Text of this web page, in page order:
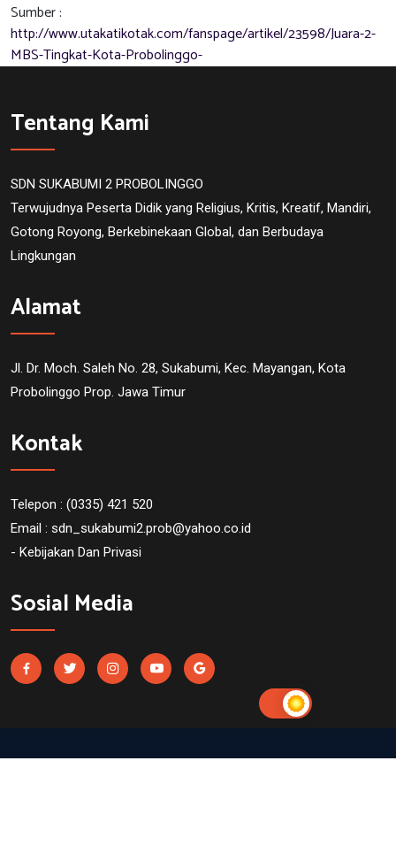
Sumber :
http://www.utakatikotak.com/fanspage/artikel/23598/Juara-2-
MBS-Tingkat-Kota-Probolinggo-
Tentang Kami
SDN SUKABUMI 2 PROBOLINGGO
Terwujudnya Peserta Didik yang Religius, Kritis, Kreatif, Mandiri,
Gotong Royong, Berkebinekaan Global, dan Berbudaya
Lingkungan
Alamat
Jl. Dr. Moch. Saleh No. 28, Sukabumi, Kec. Mayangan, Kota
Probolinggo Prop. Jawa Timur
Kontak
Telepon : (0335) 421 520
Email : sdn_sukabumi2.prob@yahoo.co.id
- Kebijakan Dan Privasi
Sosial Media